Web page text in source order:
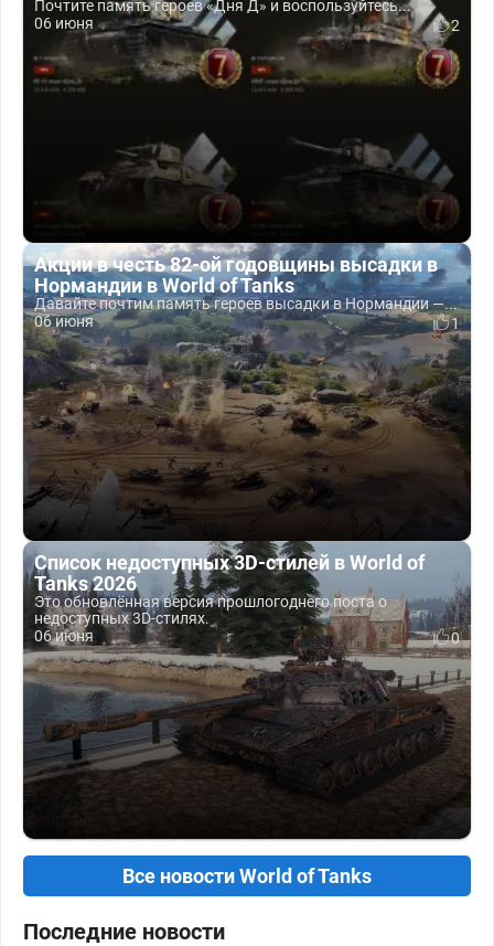
Почтите память героев «Дня Д» и воспользуйтесь...
06 июня
2
Акции в честь 82-ой годовщины высадки в
Нормандии в World of Tanks
Давайте почтим память героев высадки в Нормандии —...
06 июня
1
Список недоступных 3D-стилей в World of
Tanks 2026
Это обновлённая версия прошлогоднего поста о
недоступных 3D-стилях.
06 июня
0
Все новости World of Tanks
Последние новости